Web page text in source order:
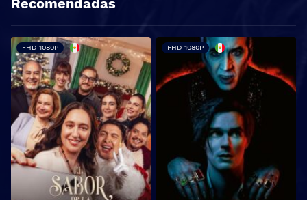
Recomendadas
FHD 1080P FHD 1080P